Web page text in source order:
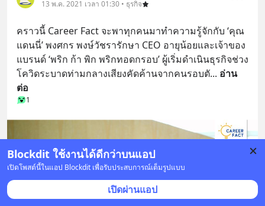
Blockdit ใช้งานได้ดีกว่าบนแอป
เปิดโพสต์นี้ในแอป Blockdit เพื่อรับประสบการณ์เต็มรูปแบบ
เปิดผ่านแอป
13 พ.ค. 2021 เวลา 01:30 • ธุรกิจ
คราวนี้ Career Fact จะพาทุกคนมาทำความรู้จักกับ ‘คุณ
แดนนี่’ พงศกร พงษ์วัชรารักษา CEO อายุน้อยและเจ้าของ
แบรนด์ ‘พริก ก้า พิก พริกทอดกรอบ’ ผู้เริ่มดำเนินธุรกิจช่วง
โควิดระบาดท่ามกลางเสียงคัดค้านจากคนรอบตั... อ่าน
ต่อ
1